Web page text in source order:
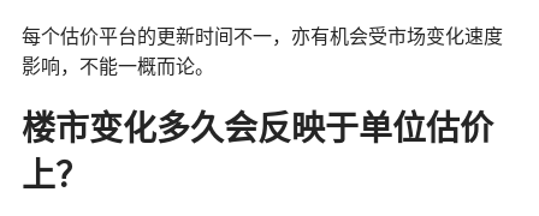
每个估价平台的更新时间不一，亦有机会受市场变化速度
影响，不能一概而论。
楼市变化多久会反映于单位估价
上？